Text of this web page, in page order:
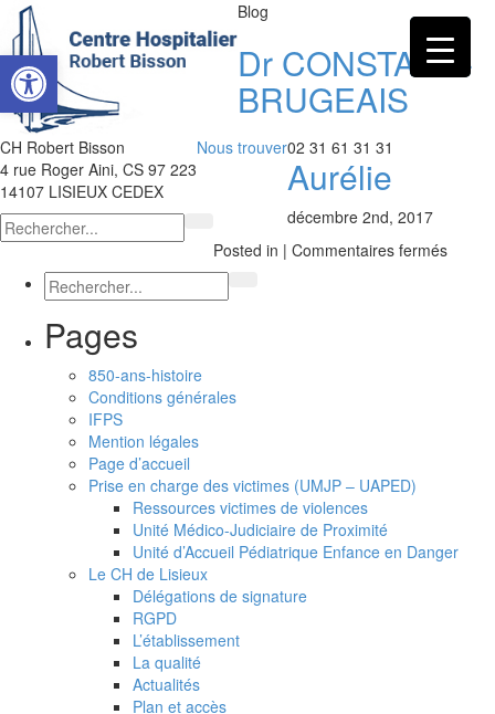
Ouvrir la barre d’outils
CH Robert Bisson
4 rue Roger Aini, CS 97 223
14107 LISIEUX CEDEX
Nous trouver02 31 61 31 31
Blog
Dr CONSTANS-
BRUGEAIS
Aurélie
décembre 2nd, 2017
Posted in | Commentaires ferméssur
Pages
850-ans-histoire
Conditions générales
IFPS
Mention légales
Page d’accueil
Prise en charge des victimes (UMJP – UAPED)
Ressources victimes de violences
Unité Médico-Judiciaire de Proximité
Unité d’Accueil Pédiatrique Enfance en Danger
Le CH de Lisieux
Délégations de signature
RGPD
L’établissement
La qualité
Actualités
Plan et accès